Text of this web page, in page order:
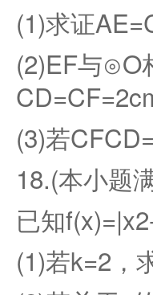
(1)求证
(2)EF与⊙O
(3)若
18.(本小题
已知
(1)若k=2，